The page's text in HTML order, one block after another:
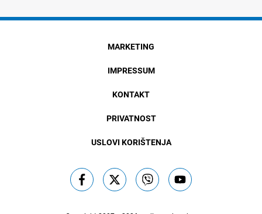
MARKETING
IMPRESSUM
KONTAKT
PRIVATNOST
USLOVI KORIŠTENJA